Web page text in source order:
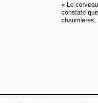
« Le
constate
chaumieres,